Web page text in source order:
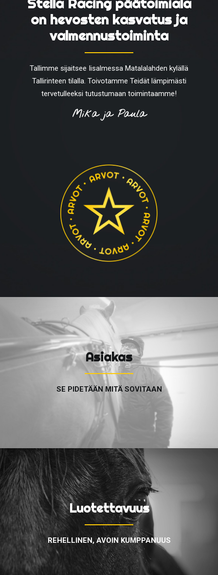
on hevosten kasvatus ja
valmennustoiminta
Tallimme sijaitsee Iisalmessa Matalalahden kylällä
Tallirinteen tilalla. Toivotamme Teidät lämpimästi
tervetulleeksi tutustumaan toimintaamme!
Mika ja Paula
Asiakas
SE PIDETÄÄN MITÄ SOVITAAN
Luotettavuus
REHELLINEN, AVOIN KUMPPANUUS